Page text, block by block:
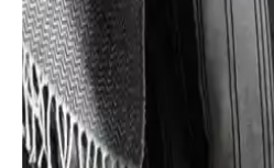
Formeya'nın iki farklı nevresim
deneyimleriyle detaylı karşılaştırıldı.
ürünlerin özellikleri, bakım
bilgiler sunuluyor.
Valoroso Tekstil Çift Kişilik
Takımı Yatak Odası Şıklığı